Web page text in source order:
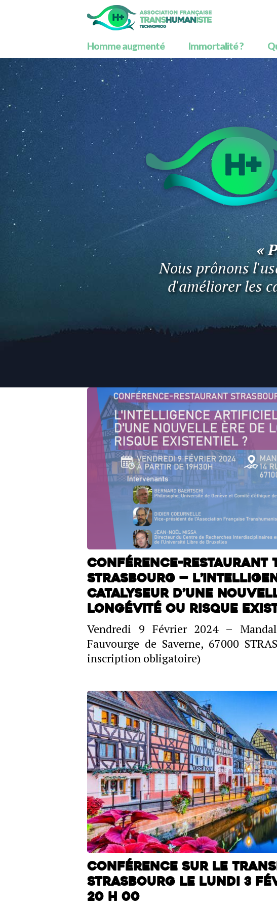
Homme augmenté Immortalité ?
«
Nous prônons
d'améliorer les
Conférence-restaurant
Strasbourg —
Catalyseur d’une
longévité ou risque
Vendredi 9 Février 2024 –
Fauvourge de Saverne, 67000
inscription obligatoire)
Conférence sur le
Strasbourg le lundi 3
20 h 00